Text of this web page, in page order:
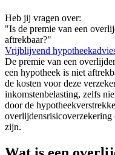
Heb jij vragen over:
"Is de premie van een
aftrekbaar?"
Vrijblijvend
De premie van een
een hypotheek is niet
de kosten voor deze
inkomstenbelasting, zelfs
door de
overlijdensrisicoverzekering
zijn.